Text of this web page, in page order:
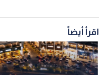
اقرأ أيضاً